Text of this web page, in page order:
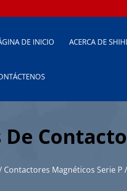
DE INICIO ACERCA DE
Contactores Magnéticos Serie P /